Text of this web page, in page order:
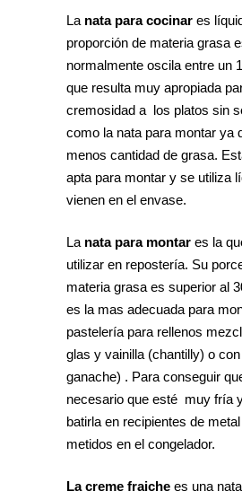
La nata para cocinar es
proporción de materia grasa
normalmente oscila entre un
que resulta muy apropiada
cremosidad a los platos sin
como la nata para montar ya
menos cantidad de grasa.
apta para montar y se utiliza
vienen en el envase.
La nata para montar es la
utilizar en repostería. Su
materia grasa es superior al
es la mas adecuada para
pastelería para rellenos
glas y vainilla (chantilly) o
ganache) . Para conseguir
necesario que esté muy fría
batirla en recipientes de
metidos en el congelador.
La creme fraiche es una